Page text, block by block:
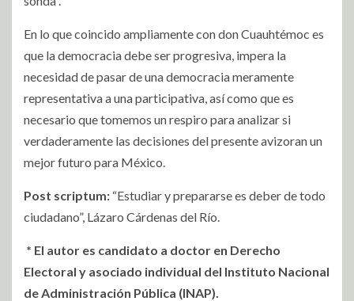
En lo que coincido ampliamente con don Cuauhtémoc es
que la democracia debe ser progresiva, impera la
necesidad de pasar de una democracia meramente
representativa a una participativa, así como que es
necesario que tomemos un respiro para analizar si
verdaderamente las decisiones del presente avizoran un
mejor futuro para México.
Post scriptum: “Estudiar y prepararse es deber de todo
ciudadano”, Lázaro Cárdenas del Río.
* El autor es candidato a doctor en Derecho
Electoral y asociado individual del Instituto Nacional
de Administración Pública (INAP).